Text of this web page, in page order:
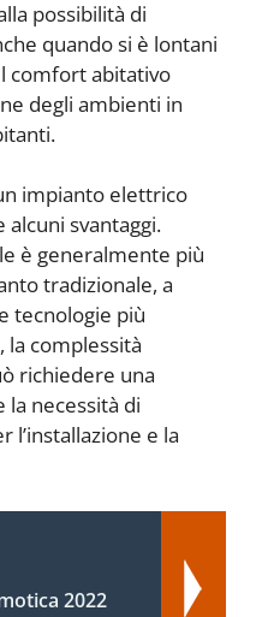
possibilità di
quando si è lontani
comfort abitativo
degli ambienti in
impianto elettrico
svantaggi.
è generalmente più
tradizionale, a
tecnologie più
la complessità
richiedere una
necessità di
l’installazione e la
2022